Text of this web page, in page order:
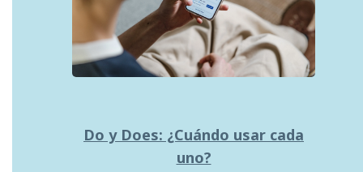
Do y Does: ¿Cuándo usar cada
uno?